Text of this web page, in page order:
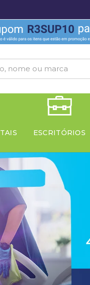
ESCRITÓRIOS